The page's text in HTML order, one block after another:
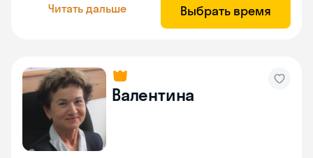
Читать дальше Выбрать время
Валентина